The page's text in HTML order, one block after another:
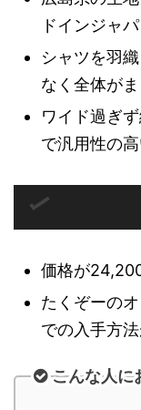
ドインジャ
シャツを羽
なく全体が
ワイド過ぎ
で汎用性の
価格が
たくぞーの
での入手方
こんな人に